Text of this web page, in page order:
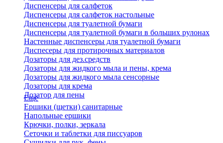
Диспенсеры для салфеток
Диспенсеры для салфеток настольные
Диспенсеры для туалетной бумаги
Диспенсеры для туалетной бумаги в больших рулонах
Настенные диспенсеры для туалетной бумаги
Диспесеры для протирочных материалов
Дозаторы для дез.средств
Дозаторы для жидкого мыла и пены, крема
Дозаторы для жидкого мыла сенсорные
Дозаторы для крема
Дозатор для пены
Еще
Ершики (щетки) санитарные
Напольные ершики
Крючки, полки, зеркала
Сеточки и таблетки для писсуаров